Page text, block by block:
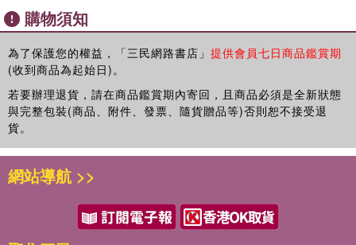
購物須知
為了保護您的權益，「三民網路書店」 提供會員七日商品鑑賞期
(收到商品為起始日)。
若要辦理退貨，請在商品鑑賞期內寄回，且商品必須是全新狀態
與完整包裝(商品、附件、發票、隨貨贈品等)否則恕不接受退
貨。
網站導航 >>